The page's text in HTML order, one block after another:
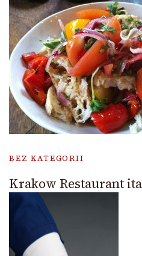
BEZ KATEGORII
Krakow Restaurant